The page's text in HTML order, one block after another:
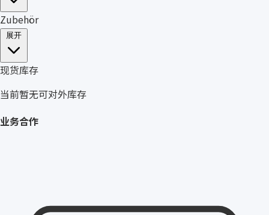
Zubehör
现货库存
当前暂无可对外库存
业务合作